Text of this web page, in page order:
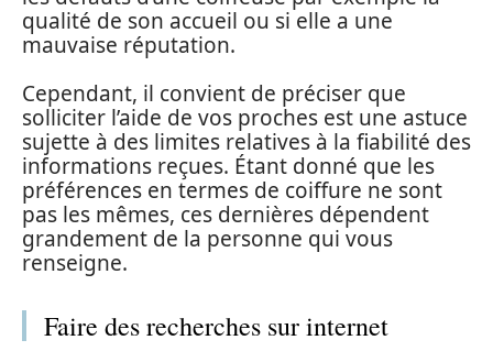
qualité de son accueil ou si elle a une
mauvaise réputation.
Cependant, il convient de préciser que
solliciter l’aide de vos proches est une astuce
sujette à des limites relatives à la fiabilité des
informations reçues. Étant donné que les
préférences en termes de coiffure ne sont
pas les mêmes, ces dernières dépendent
grandement de la personne qui vous
renseigne.
Faire des recherches sur internet